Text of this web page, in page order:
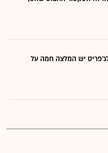
יש המלצה חמה על